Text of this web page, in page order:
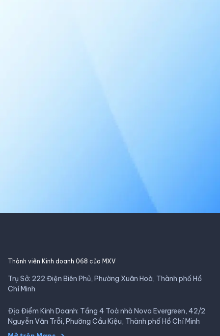
Thành viên Kinh doanh 068 của MXV
Trụ Sở: 222 Điện Biên Phủ, Phường Xuân Hoà, Thành phố Hồ
Chí Minh
Địa Điểm Kinh Doanh: Tầng 4 Toà nhà Nova Evergreen, 42/2
Nguyễn Văn Trỗi, Phường Cầu Kiệu, Thành phố Hồ Chí Minh